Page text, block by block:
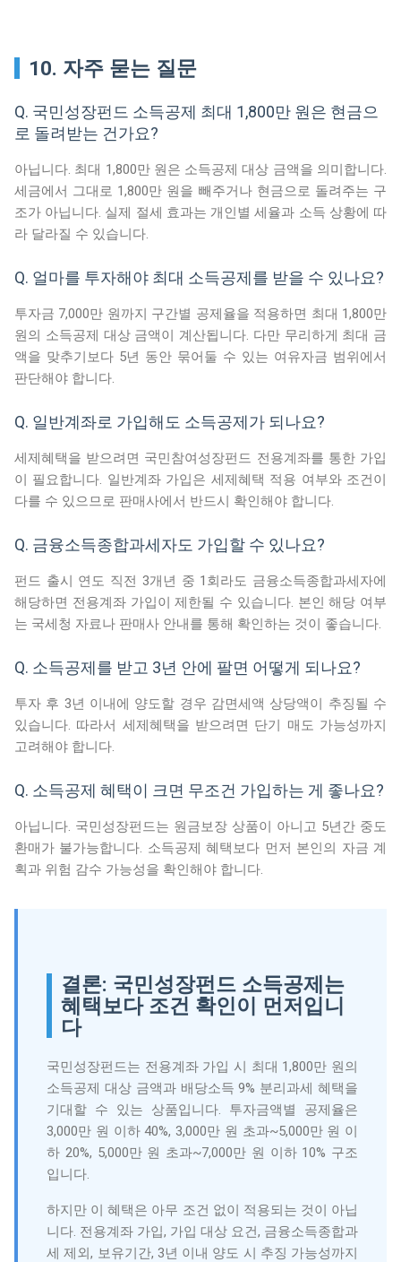
10. 자주 묻는 질문
Q. 국민성장펀드 소득공제 최대 1,800만 원은 현금으
로 돌려받는 건가요?
아닙니다. 최대 1,800만 원은 소득공제 대상 금액을 의미합니다.
세금에서 그대로 1,800만 원을 빼주거나 현금으로 돌려주는 구
조가 아닙니다. 실제 절세 효과는 개인별 세율과 소득 상황에 따
라 달라질 수 있습니다.
Q. 얼마를 투자해야 최대 소득공제를 받을 수 있나요?
투자금 7,000만 원까지 구간별 공제율을 적용하면 최대 1,800만
원의 소득공제 대상 금액이 계산됩니다. 다만 무리하게 최대 금
액을 맞추기보다 5년 동안 묶어둘 수 있는 여유자금 범위에서
판단해야 합니다.
Q. 일반계좌로 가입해도 소득공제가 되나요?
세제혜택을 받으려면 국민참여성장펀드 전용계좌를 통한 가입
이 필요합니다. 일반계좌 가입은 세제혜택 적용 여부와 조건이
다를 수 있으므로 판매사에서 반드시 확인해야 합니다.
Q. 금융소득종합과세자도 가입할 수 있나요?
펀드 출시 연도 직전 3개년 중 1회라도 금융소득종합과세자에
해당하면 전용계좌 가입이 제한될 수 있습니다. 본인 해당 여부
는 국세청 자료나 판매사 안내를 통해 확인하는 것이 좋습니다.
Q. 소득공제를 받고 3년 안에 팔면 어떻게 되나요?
투자 후 3년 이내에 양도할 경우 감면세액 상당액이 추징될 수
있습니다. 따라서 세제혜택을 받으려면 단기 매도 가능성까지
고려해야 합니다.
Q. 소득공제 혜택이 크면 무조건 가입하는 게 좋나요?
아닙니다. 국민성장펀드는 원금보장 상품이 아니고 5년간 중도
환매가 불가능합니다. 소득공제 혜택보다 먼저 본인의 자금 계
획과 위험 감수 가능성을 확인해야 합니다.
결론: 국민성장펀드 소득공제는
혜택보다 조건 확인이 먼저입니
다
국민성장펀드는 전용계좌 가입 시 최대 1,800만 원의
소득공제 대상 금액과 배당소득 9% 분리과세 혜택을
기대할 수 있는 상품입니다. 투자금액별 공제율은
3,000만 원 이하 40%, 3,000만 원 초과~5,000만 원 이
하 20%, 5,000만 원 초과~7,000만 원 이하 10% 구조
입니다.
하지만 이 혜택은 아무 조건 없이 적용되는 것이 아닙
니다. 전용계좌 가입, 가입 대상 요건, 금융소득종합과
세 제외, 보유기간, 3년 이내 양도 시 추징 가능성까지